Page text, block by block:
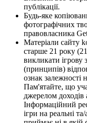
публікації.
Будь-яке
фотографічних
правовласника
Матеріали сайту
старше 21 року
викликати ігрову
(принципів)
ознак залежності
Пам'ятайте, що
джерелом доходів
Інформаційний
ігри на реальні